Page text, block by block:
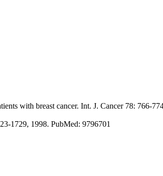
with breast cancer. Int. J. Cancer 78: 766-
1729, 1998. PubMed: 9796701